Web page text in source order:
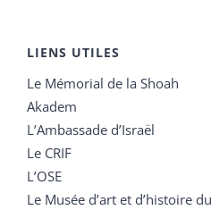
LIENS UTILES
Le Mémorial de la Shoah
Akadem
L’Ambassade d’Israël
Le CRIF
L’OSE
Le Musée d’art et d’histoire